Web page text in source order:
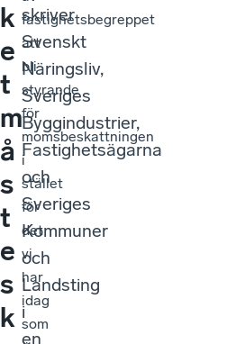
k
e
t
m
å
s
t
e
s
k
skriver
Svenskt
Näringsliv,
Sveriges
Byggindustrier,
Fastighetsägarna
och
Sveriges
Kommuner
och
Landsting
i
en
fastighetsbegreppet
att
bli
styrande
för
momsbeskattningen
i
stället
för
det
vi
har
idag
som